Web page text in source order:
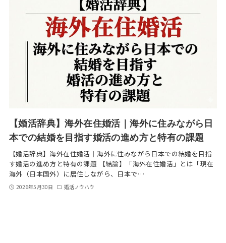
【婚活辞典】海外在住婚活｜海外に住みながら日
本での結婚を目指す婚活の進め方と特有の課題
【婚活辞典】海外在住婚活｜海外に住みながら日本での結婚を目指
す婚活の進め方と特有の課題 【結論】「海外在住婚活」とは「現在
海外（日本国外）に居住しながら、日本で…
2026年5月30日 婚活ノウハウ